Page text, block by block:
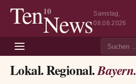
Ten10
NewsSamstag,
08.08.2026
Lokal. Regional.Bayern.